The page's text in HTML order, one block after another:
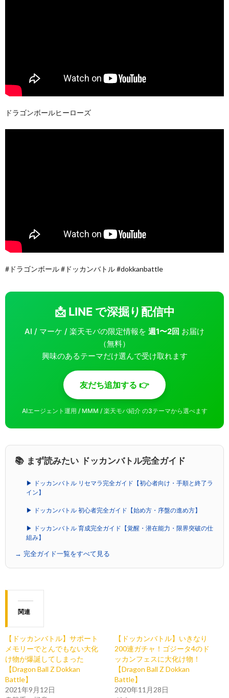
ドラゴンボールヒーローズ
#ドラゴンボール #ドッカンバトル #dokkanbattle
📩 LINE で深掘り配信中
AI / マーケ / 楽天モバの限定情報を 週1〜2回 お届け
（無料）
興味のあるテーマだけ選んで受け取れます
友だち追加する 👉
AIエージェント運用 / MMM / 楽天モバ紹介 の3テーマから選べます
📚 まず読みたい ドッカンバトル完全ガイド
▶ ドッカンバトル リセマラ完全ガイド【初心者向け・手順と終了ラ
イン】
▶ ドッカンバトル 初心者完全ガイド【始め方・序盤の進め方】
▶ ドッカンバトル 育成完全ガイド【覚醒・潜在能力・限界突破の仕
組み】
→ 完全ガイド一覧をすべて見る
関連
【ドッカンバトル】サポート
メモリーでとんでもない大化
け物が爆誕してしまった
【Dragon Ball Z Dokkan
Battle】
2021年9月12日
【ドッカンバトル】いきなり
200連ガチャ！ゴジータ4のド
ッカンフェスに大化け物！
【Dragon Ball Z Dokkan
Battle】
2020年11月28日